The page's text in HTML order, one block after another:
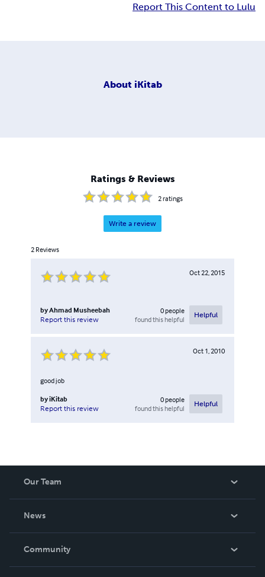
Report This Content to Lulu
About iKitab
Ratings & Reviews
2ratings
Write a review
2 Reviews
Oct 22, 2015
byAhmad Musheebah
Report this review
0people
found this helpful
Helpful
Oct 1, 2010
good job
byiKitab
Report this review
0people
found this helpful
Helpful
Our Team
News
In The News
Community